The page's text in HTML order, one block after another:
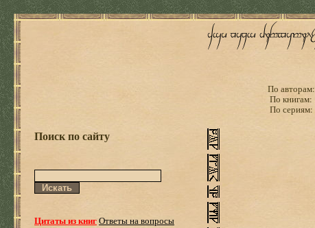
По авторам:
По книгам:
По сериям:
Поиск по сайту
Цитаты из книгОтветы на вопросы